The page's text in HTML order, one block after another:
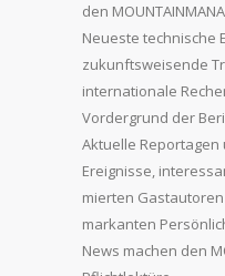
den
Neueste technische
zukunftsweisende
internationale
Vordergrund der
Aktuelle
Ereignisse,
mierten
markanten
News machen den